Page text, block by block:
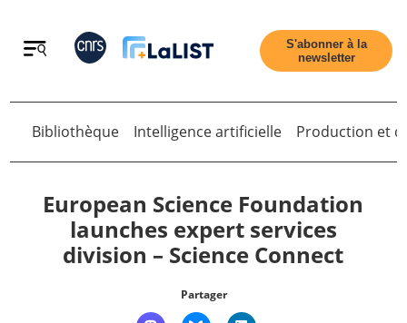
Retour
Accueil
S'abonner à la
newsletter
Bibliothèque Intelligence artificielle Production et
European Science Foundation
launches expert services
division – Science Connect
Partager